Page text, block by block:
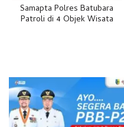
Samapta Polres Batubara
Patroli di 4 Objek Wisata